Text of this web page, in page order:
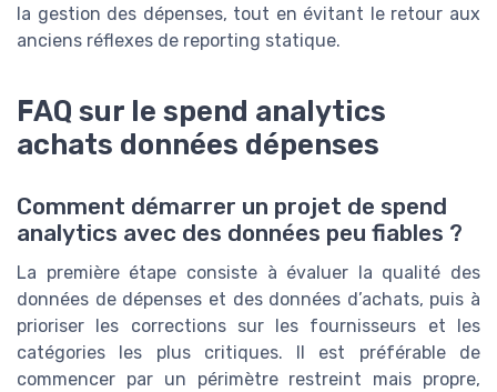
la gestion des dépenses, tout en évitant le retour aux
anciens réflexes de reporting statique.
FAQ sur le spend analytics
achats données dépenses
Comment démarrer un projet de spend
analytics avec des données peu fiables ?
La première étape consiste à évaluer la qualité des
données de dépenses et des données d’achats, puis à
prioriser les corrections sur les fournisseurs et les
catégories les plus critiques. Il est préférable de
commencer par un périmètre restreint mais propre,